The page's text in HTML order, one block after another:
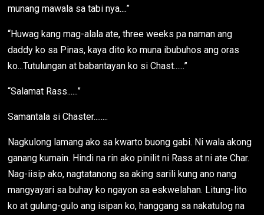
munang mawala sa tabi nya....”
“Huwag kang mag-alala ate, three weeks pa naman ang
daddy ko sa Pinas, kaya dito ko muna ibubuhos ang oras
ko...Tutulungan at babantayan ko si Chast......”
“Salamat Rass......”
Samantala si Chaster........
Nagkulong lamang ako sa kwarto buong gabi. Ni wala akong
ganang kumain. Hindi na rin ako pinilit ni Rass at ni ate Char.
Nag-iisip ako, nagtatanong sa aking sarili kung ano nang
mangyayari sa buhay ko ngayon sa eskwelahan. Litung-lito
ko at gulung-gulo ang isipan ko, hanggang sa nakatulog na